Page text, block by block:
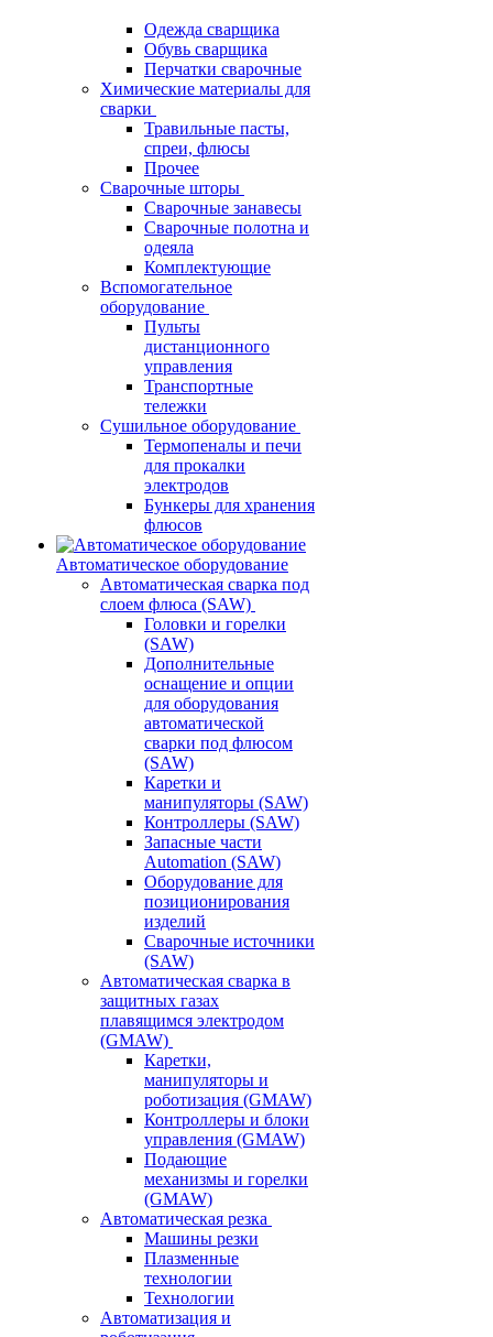
Одежда сварщика
Обувь сварщика
Перчатки сварочные
Химические материалы для
сварки
Травильные пасты,
спреи, флюсы
Прочее
Сварочные шторы
Сварочные занавесы
Сварочные полотна и
одеяла
Комплектующие
Вспомогательное
оборудование
Пульты
дистанционного
управления
Транспортные
тележки
Сушильное оборудование
Термопеналы и печи
для прокалки
электродов
Бункеры для хранения
флюсов
Автоматическое оборудование
Автоматическая сварка под
слоем флюса (SAW)
Головки и горелки
(SAW)
Дополнительные
оснащение и опции
для оборудования
автоматической
сварки под флюсом
(SAW)
Каретки и
манипуляторы (SAW)
Контроллеры (SAW)
Запасные части
Automation (SAW)
Оборудование для
позиционирования
изделий
Сварочные источники
(SAW)
Автоматическая сварка в
защитных газах
плавящимся электродом
(GMAW)
Каретки,
манипуляторы и
роботизация (GMAW)
Контроллеры и блоки
управления (GMAW)
Подающие
механизмы и горелки
(GMAW)
Автоматическая резка
Машины резки
Плазменные
технологии
Технологии
Автоматизация и